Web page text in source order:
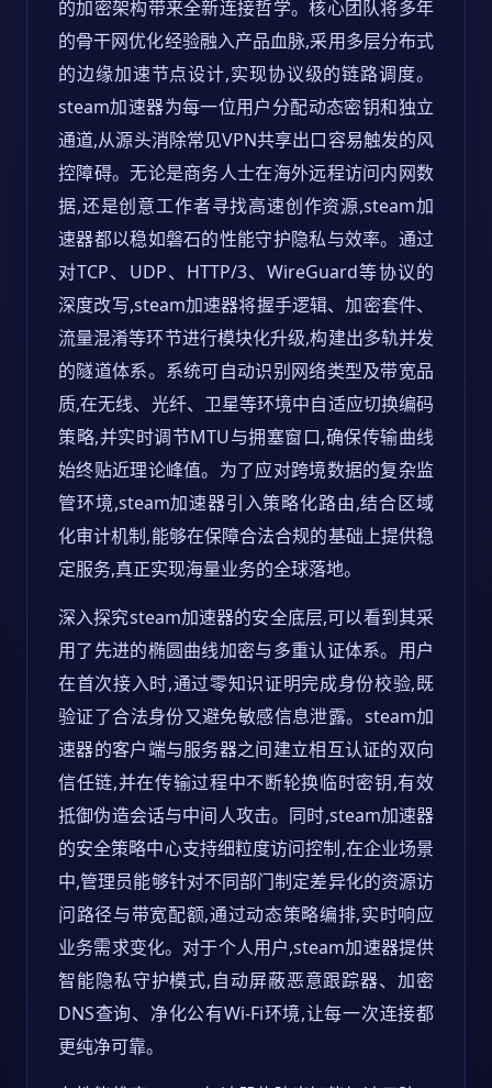
的加密架构带来全新连接哲学。核心团队将多年
的骨干网优化经验融入产品血脉,采用多层分布式
的边缘加速节点设计,实现协议级的链路调度。
steam加速器为每一位用户分配动态密钥和独立
通道,从源头消除常见VPN共享出口容易触发的风
控障碍。无论是商务人士在海外远程访问内网数
据,还是创意工作者寻找高速创作资源,steam加
速器都以稳如磐石的性能守护隐私与效率。通过
对TCP、UDP、HTTP/3、WireGuard等协议的
深度改写,steam加速器将握手逻辑、加密套件、
流量混淆等环节进行模块化升级,构建出多轨并发
的隧道体系。系统可自动识别网络类型及带宽品
质,在无线、光纤、卫星等环境中自适应切换编码
策略,并实时调节MTU与拥塞窗口,确保传输曲线
始终贴近理论峰值。为了应对跨境数据的复杂监
管环境,steam加速器引入策略化路由,结合区域
化审计机制,能够在保障合法合规的基础上提供稳
定服务,真正实现海量业务的全球落地。
深入探究steam加速器的安全底层,可以看到其采
用了先进的椭圆曲线加密与多重认证体系。用户
在首次接入时,通过零知识证明完成身份校验,既
验证了合法身份又避免敏感信息泄露。steam加
速器的客户端与服务器之间建立相互认证的双向
信任链,并在传输过程中不断轮换临时密钥,有效
抵御伪造会话与中间人攻击。同时,steam加速器
的安全策略中心支持细粒度访问控制,在企业场景
中,管理员能够针对不同部门制定差异化的资源访
问路径与带宽配额,通过动态策略编排,实时响应
业务需求变化。对于个人用户,steam加速器提供
智能隐私守护模式,自动屏蔽恶意跟踪器、加密
DNS查询、净化公有Wi-Fi环境,让每一次连接都
更纯净可靠。